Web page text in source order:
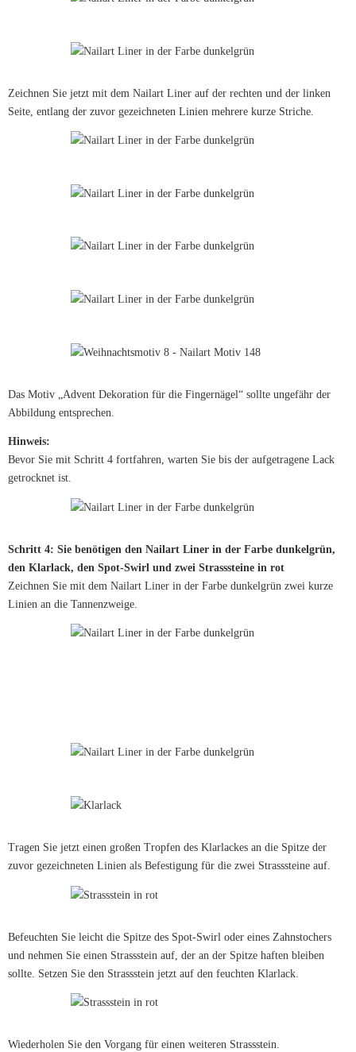
Zeichnen Sie jetzt mit dem Nailart Liner auf der rechten und der linken
Seite, entlang der zuvor gezeichneten Linien mehrere kurze Striche.
Das Motiv „Advent Dekoration für die Fingernägel“ sollte ungefähr der
Abbildung entsprechen.
Hinweis:
Bevor Sie mit Schritt 4 fortfahren, warten Sie bis der aufgetragene Lack
getrocknet ist.
Schritt 4: Sie benötigen den Nailart Liner in der Farbe dunkelgrün,
den Klarlack, den Spot-Swirl und zwei Strasssteine in rot
Zeichnen Sie mit dem Nailart Liner in der Farbe dunkelgrün zwei kurze
Linien an die Tannenzweige.
Tragen Sie jetzt einen großen Tropfen des Klarlackes an die Spitze der
zuvor gezeichneten Linien als Befestigung für die zwei Strasssteine auf.
Befeuchten Sie leicht die Spitze des Spot-Swirl oder eines Zahnstochers
und nehmen Sie einen Strassstein auf, der an der Spitze haften bleiben
sollte. Setzen Sie den Strassstein jetzt auf den feuchten Klarlack.
Wiederholen Sie den Vorgang für einen weiteren Strassstein.